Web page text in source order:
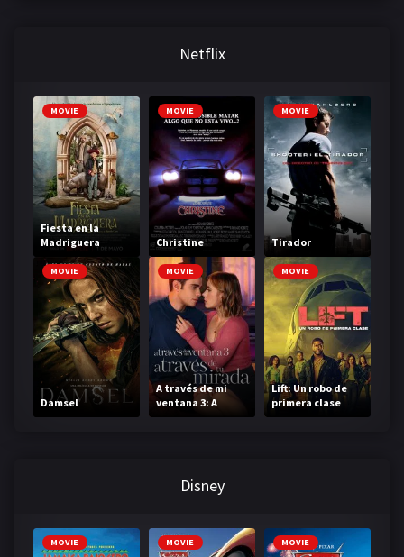
Netflix
MOVIE
Fiesta en la
Madriguera
MOVIE
Christine
MOVIE
Tirador
MOVIE
Damsel
MOVIE
A través de mi
ventana 3: A
través de tu
MOVIE
Lift: Un robo de
primera clase
Disney
MOVIE MOVIE MOVIE